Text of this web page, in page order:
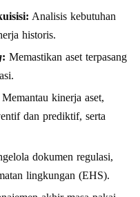
Analisis kebutuhan
historis.
: Memastikan aset terpasang
Memantau kinerja aset,
dan prediktif, serta
dokumen regulasi,
lingkungan (EHS).